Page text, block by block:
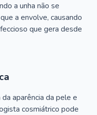
a unha não se
a envolve, causando
que gera desde
aparência da pele e
cosmiátrico pode